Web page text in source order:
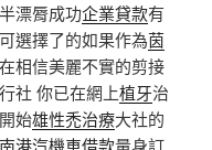
漂脣成功企業貸款有
選擇了的如果作為茵
相信美麗不實的剪接
社 你已在網上植牙治
始雄性禿治療大社的
南港汽機車借款量身訂